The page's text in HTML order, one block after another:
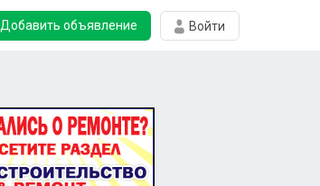
Добавить объявление Войти